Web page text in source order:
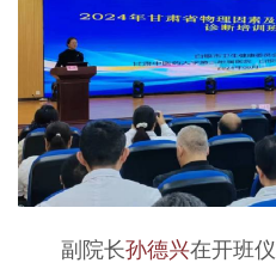
副院长孙德兴在开班